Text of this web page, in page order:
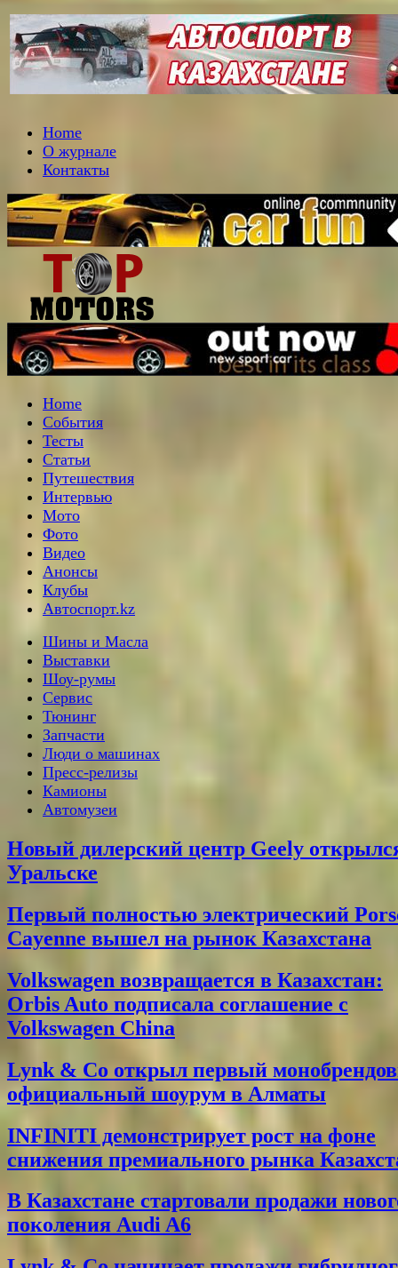
Home
О журнале
Контакты
Home
События
Тесты
Статьи
Путешествия
Интервью
Мото
Фото
Видео
Анонсы
Клубы
Автоспорт.kz
Шины и Масла
Выставки
Шоу-румы
Сервис
Тюнинг
Запчасти
Люди о машинах
Пресс-релизы
Камионы
Автомузеи
Новый дилерский центр Geely
Уральске
Первый полностью электрический
Cayenne вышел на рынок Казахстана
Volkswagen возвращается в Казахстан:
Orbis Auto подписала соглашение с
Volkswagen China
Lynk & Co открыл первый
официальный шоурум в Алматы
INFINITI демонстрирует рост на фоне
снижения премиального рынка
В Казахстане стартовали продажи
поколения Audi A6